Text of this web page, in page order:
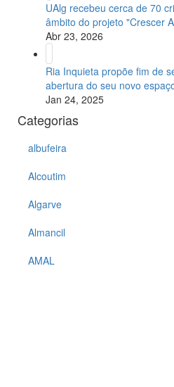
UAlg recebeu cerca de 70
âmbito do projeto "Crescer
Abr 23, 2026
Ria Inquieta propõe fim de
abertura do seu novo
Jan 24, 2025
Categorias
albufeira
Alcoutim
Algarve
Almancil
AMAL